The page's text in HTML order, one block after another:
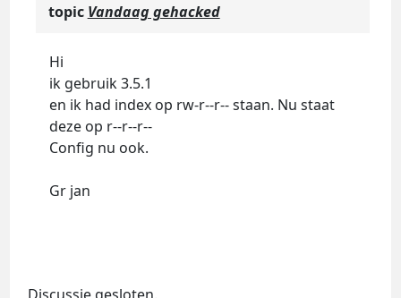
topic Vandaag gehacked
Hi
ik gebruik 3.5.1
en ik had index op rw-r--r-- staan. Nu staat
deze op r--r--r--
Config nu ook.
Gr jan
Discussie gesloten.